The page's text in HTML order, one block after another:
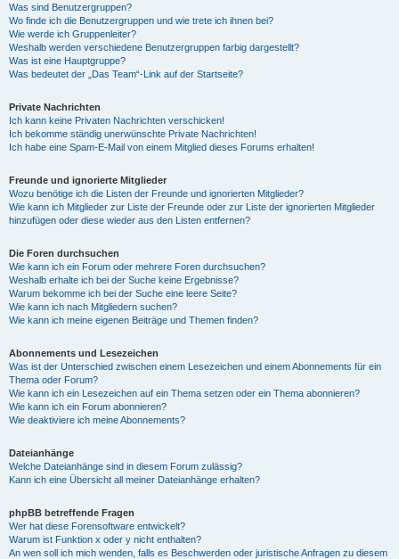
Was sind Benutzergruppen?
Wo finde ich die Benutzergruppen und wie trete ich ihnen bei?
Wie werde ich Gruppenleiter?
Weshalb werden verschiedene Benutzergruppen farbig dargestellt?
Was ist eine Hauptgruppe?
Was bedeutet der „Das Team“-Link auf der Startseite?
Private Nachrichten
Ich kann keine Privaten Nachrichten verschicken!
Ich bekomme ständig unerwünschte Private Nachrichten!
Ich habe eine Spam-E-Mail von einem Mitglied dieses Forums erhalten!
Freunde und ignorierte Mitglieder
Wozu benötige ich die Listen der Freunde und ignorierten Mitglieder?
Wie kann ich Mitglieder zur Liste der Freunde oder zur Liste der ignorierten Mitglieder
hinzufügen oder diese wieder aus den Listen entfernen?
Die Foren durchsuchen
Wie kann ich ein Forum oder mehrere Foren durchsuchen?
Weshalb erhalte ich bei der Suche keine Ergebnisse?
Warum bekomme ich bei der Suche eine leere Seite?
Wie kann ich nach Mitgliedern suchen?
Wie kann ich meine eigenen Beiträge und Themen finden?
Abonnements und Lesezeichen
Was ist der Unterschied zwischen einem Lesezeichen und einem Abonnements für ein
Thema oder Forum?
Wie kann ich ein Lesezeichen auf ein Thema setzen oder ein Thema abonnieren?
Wie kann ich ein Forum abonnieren?
Wie deaktiviere ich meine Abonnements?
Dateianhänge
Welche Dateianhänge sind in diesem Forum zulässig?
Kann ich eine Übersicht all meiner Dateianhänge erhalten?
phpBB betreffende Fragen
Wer hat diese Forensoftware entwickelt?
Warum ist Funktion x oder y nicht enthalten?
An wen soll ich mich wenden, falls es Beschwerden oder juristische Anfragen zu diesem